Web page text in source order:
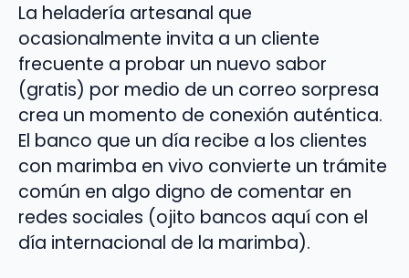
La heladería artesanal que
ocasionalmente invita a un cliente
frecuente a probar un nuevo sabor
(gratis) por medio de un correo sorpresa
crea un momento de conexión auténtica.
El banco que un día recibe a los clientes
con marimba en vivo convierte un trámite
común en algo digno de comentar en
redes sociales (ojito bancos aquí con el
día internacional de la marimba).